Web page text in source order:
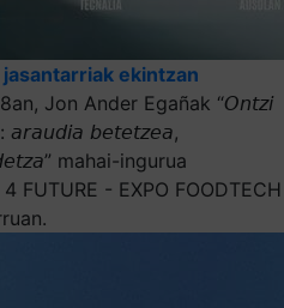
jasantarriak ekintzan
Jon Ander Egañak “𝘖𝘯𝘵𝘻𝘪
𝘢𝘳𝘢𝘶𝘥𝘪𝘢 𝘣𝘦𝘵𝘦𝘵𝘻𝘦𝘢,
mahai-ingurua
FUTURE - EXPO FOODTECH